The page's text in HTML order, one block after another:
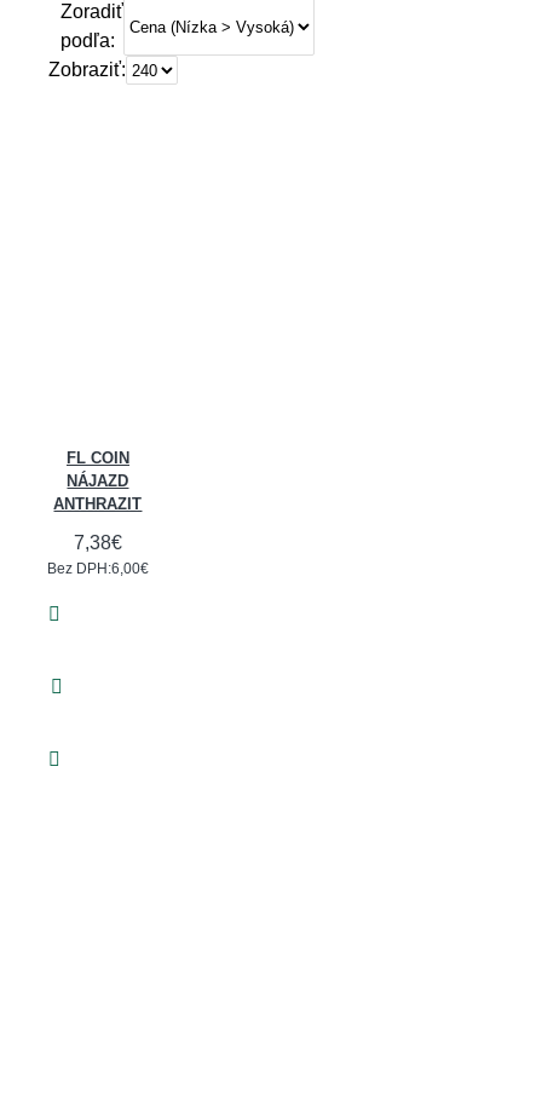
Zoradiť
podľa:
Zobraziť:
FL COIN
NÁJAZD
ANTHRAZIT
7,38€
Bez DPH:6,00€